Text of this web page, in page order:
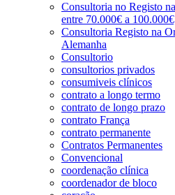
Consultoria no Registo
entre 70.000€ a
Consultoria Registo na
Alemanha
Consultorio
consultorios privados
consumiveis clínicos
contrato a longo termo
contrato de longo prazo
contrato França
contrato permanente
Contratos Permanentes
Convencional
coordenação clínica
coordenador de bloco